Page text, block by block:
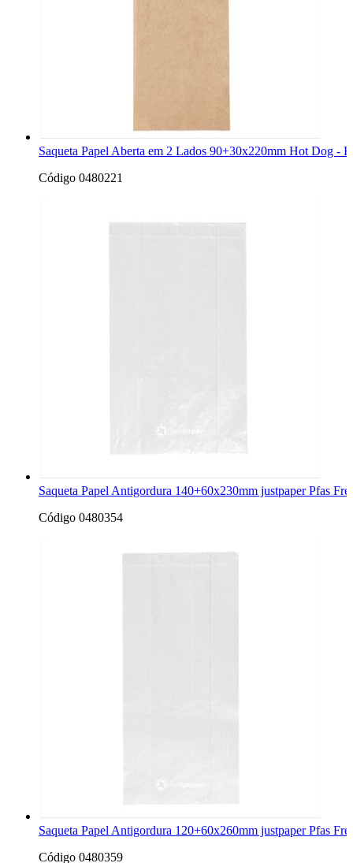
Saqueta Papel Aberta em 2 Lados 90+30x220mm Hot Dog -
Código 0480221
Saqueta Papel Antigordura 140+60x230mm justpaper Pfas
Código 0480354
Saqueta Papel Antigordura 120+60x260mm justpaper Pfas
Código 0480359